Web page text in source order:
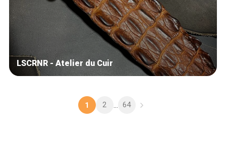
LSCRNR - Atelier du Cuir
1 2 ... 64